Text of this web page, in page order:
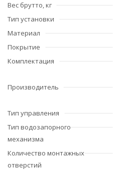
Вес брутто, кг
Тип установки
Материал
Покрытие
Комплектация
Производитель
Тип управления
Тип водозапорного
механизма
Количество монтажных
отверстий